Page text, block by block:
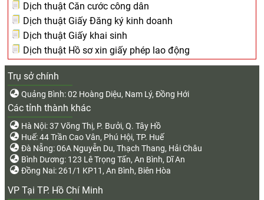
Dịch thuật Căn cước công dân
Dịch thuật Giấy Đăng ký kinh doanh
Dịch thuật Giấy khai sinh
Dịch thuật Hồ sơ xin giấy phép lao động
Trụ sở chính
Quảng Bình: 02 Hoàng Diệu, Nam Lý, Đồng Hới
Các tỉnh thành khác
Hà Nội: 37 Võng Thị, P. Bưởi, Q. Tây Hồ
Huế: 44 Trần Cao Vân, Phú Hội, TP. Huế
Đà Nẵng: 06A Nguyễn Du, Thạch Thang, Hải Châu
Bình Dương: 123 Lê Trọng Tấn, An Bình, Dĩ An
Đồng Nai: 261/1 KP11, An Bình, Biên Hòa
VP Tại TP. Hồ Chí Minh